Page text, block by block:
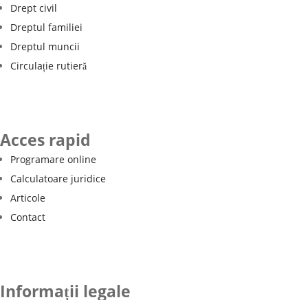
Drept civil
Dreptul familiei
Dreptul muncii
Circulație rutieră
Acces rapid
Programare online
Calculatoare juridice
Articole
Contact
Informații legale